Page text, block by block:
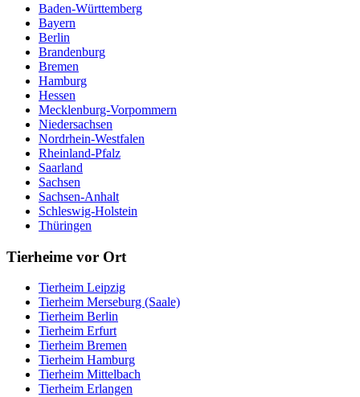
Baden-Württemberg
Bayern
Berlin
Brandenburg
Bremen
Hamburg
Hessen
Mecklenburg-Vorpommern
Niedersachsen
Nordrhein-Westfalen
Rheinland-Pfalz
Saarland
Sachsen
Sachsen-Anhalt
Schleswig-Holstein
Thüringen
Tierheime vor Ort
Tierheim Leipzig
Tierheim Merseburg (Saale)
Tierheim Berlin
Tierheim Erfurt
Tierheim Bremen
Tierheim Hamburg
Tierheim Mittelbach
Tierheim Erlangen